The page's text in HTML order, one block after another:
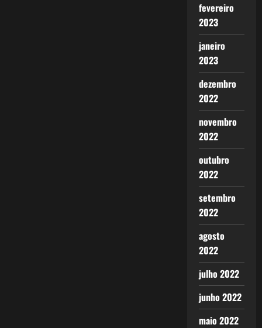
fevereiro
2023
janeiro
2023
dezembro
2022
novembro
2022
outubro
2022
setembro
2022
agosto
2022
julho 2022
junho 2022
maio 2022